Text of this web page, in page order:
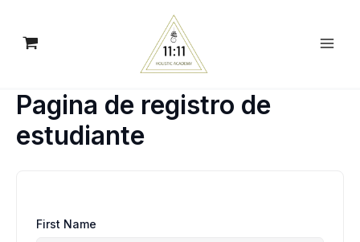
content
Pagina de registro de
estudiante
First Name